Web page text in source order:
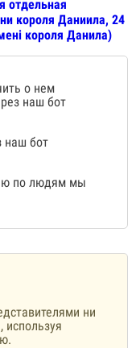
отдельная
короля Даниила, 24
короля Данила)
о нем
наш бот
наш бот
по людям мы
ни
, используя